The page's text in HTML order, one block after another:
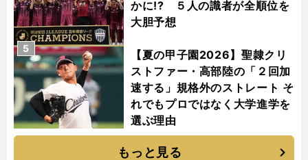
かに!? ５人の識者が全順位を
大胆予想
【夏の甲子園2026】聖隷クリ
ストファー・高部陸の「２回加
速する」規格外のストレート そ
れでもプロではなく大学進学を
選ぶ理由
5
もっと見る